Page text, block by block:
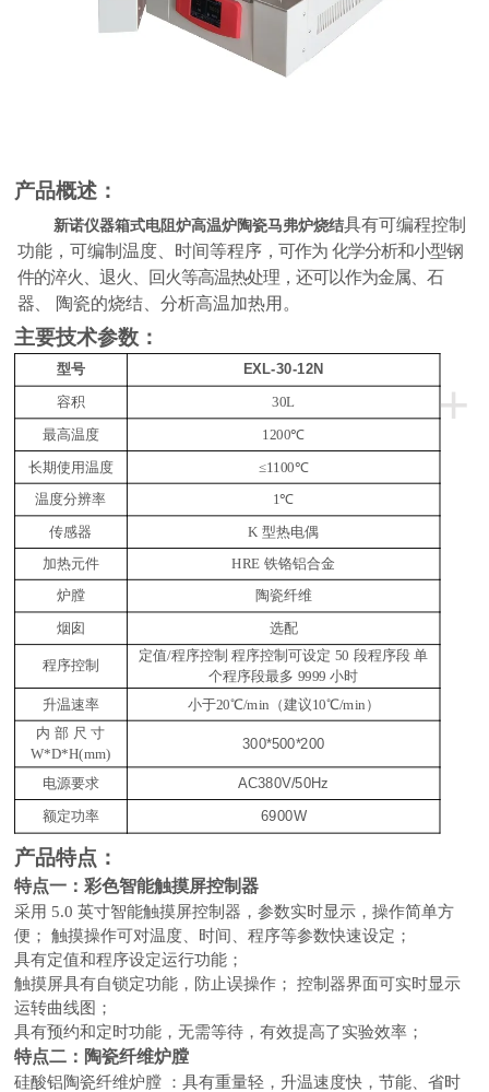
产品概述：
新诺仪器箱式电阻炉高温炉陶瓷马弗炉烧结具有可编程控制
功能，可编制温度、时间等程序 ，可作为 化学分析和小型钢
件的淬火、退火、回火等高温热处理，还可以作为金属、石
器、
陶瓷的烧结、分析高温加热用。
主要技术参数：
+
型号 EXL-30-12N
容积 30L
最高温度 1200℃
长期使用温度 ≤1100℃
温度分辨率 1℃
传感器 K 型热电偶
加热元件 HRE 铁铬铝合金
炉膛 陶瓷纤维
烟囱 选配
程序控制
定值/程序控制 程序控制可设定 50 段程序段 单
个程序段最多 9999 小时
升温速率
小于20℃/min（建议10℃/min）
内 部 尺 寸
W*D*H(mm)
300*500*200
电源要求 AC380V/50Hz
额定功率 6900W
产品特点：
特点一：彩色智能触摸屏控制器
采用 5.0 英寸智能触摸屏控制器，参数实时显示，操作简单方
便； 触摸操作可对温度、时间、程序等参数快速设定；
具有定值和程序设定运行功能；
触摸屏具有自锁定功能，防止误操作；
控制器界面可实时显示
运转曲线图；
具有预约和定时功能，无需等待，有效提高了实验效率；
特点二：陶瓷纤维炉膛
硅酸铝陶瓷纤维炉膛
：具有重量轻，升温速度快，节能、省时